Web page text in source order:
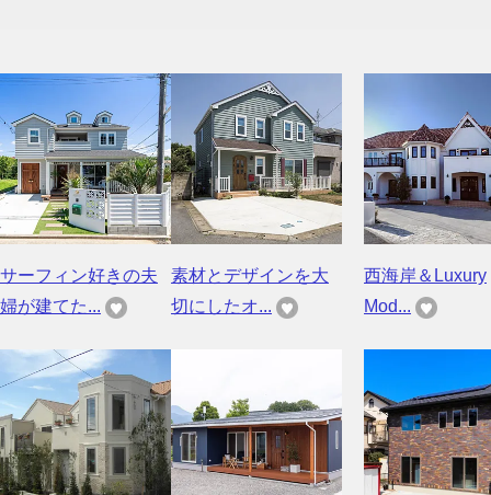
サーフィン好きの夫
婦が建てた...
素材とデザインを大
切にしたオ...
西海岸＆Luxury
Mod...